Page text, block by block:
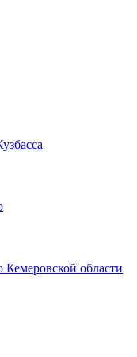
Кемеровской области